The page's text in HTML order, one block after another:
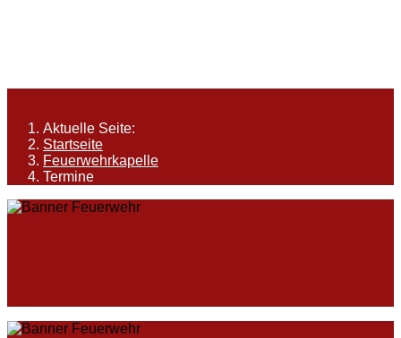
Aktuelle Seite:
Startseite
Feuerwehrkapelle
Termine